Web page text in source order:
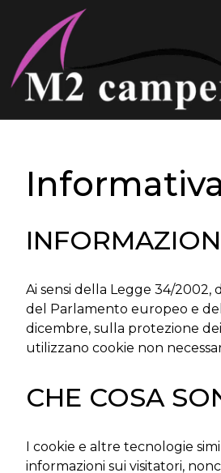
al
contenuto
Ai sensi della Legge 34/2002,
del Parlamento europeo e
dicembre, sulla protezione
utilizzano cookie non
CHE COSA
I cookie e altre tecnologie
informazioni sui visitatori,